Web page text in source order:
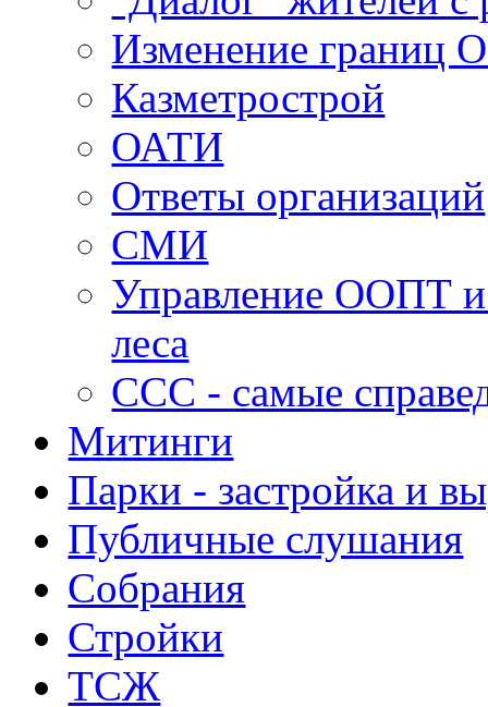
Изменение границ
Казметрострой
ОАТИ
Ответы организаций
СМИ
Управление ООПТ и
леса
ССС - самые
Митинги
Парки - застройка и
Публичные слушания
Собрания
Стройки
ТСЖ